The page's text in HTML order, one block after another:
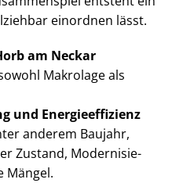
einordnen lässt.
am Neckar
Makrolage als
und En­er­gie­ef­fi­zi­enz
anderem Baujahr,
Zustand, Mo­der­ni­sie­
Mängel.